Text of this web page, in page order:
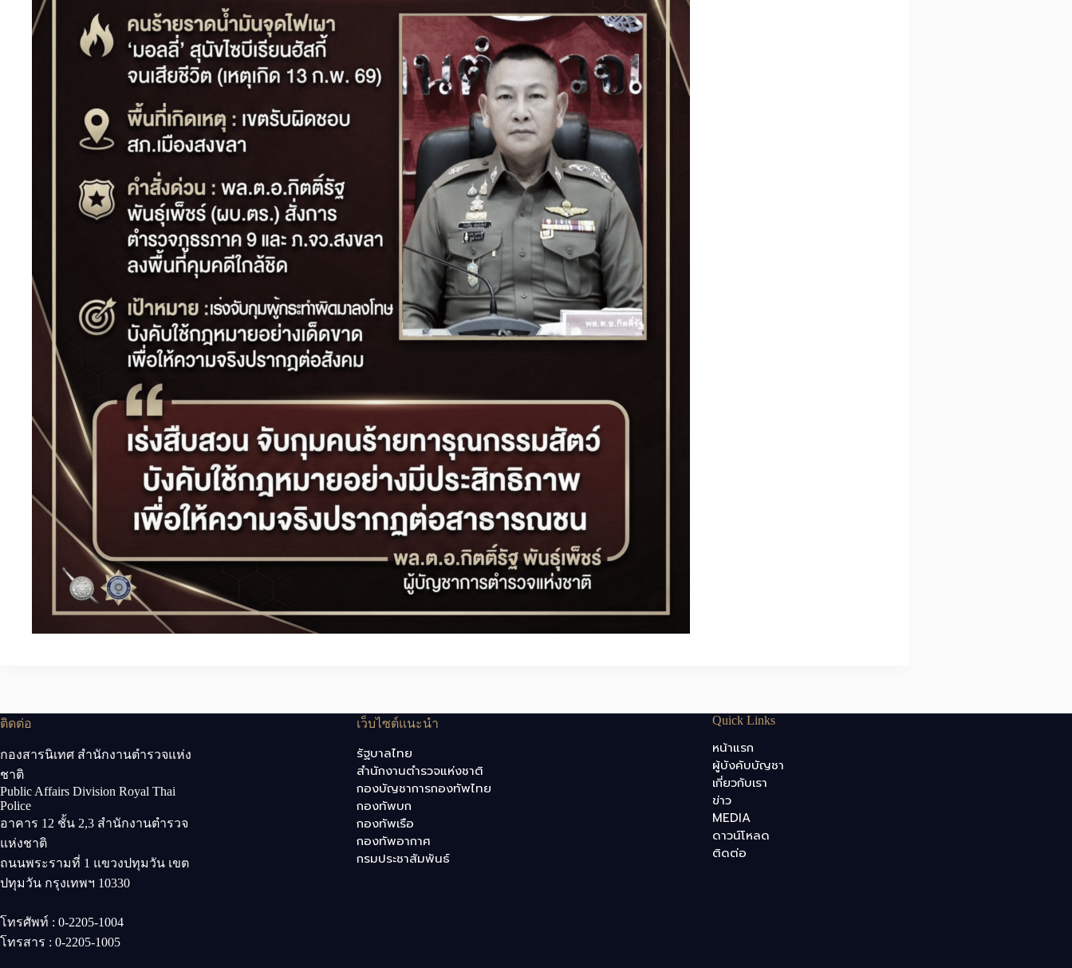
ติดต่อ
กองสารนิเทศ สำนักงานตำรวจแห่ง
ชาติ
Public Affairs Division Royal Thai
Police
อาคาร 12 ชั้น 2,3 สำนักงานตำรวจ
แห่งชาติ
ถนนพระรามที่ 1 แขวงปทุมวัน เขต
ปทุมวัน กรุงเทพฯ 10330
โทรศัพท์ : 0-2205-1004
โทรสาร : 0-2205-1005
เว็บไซต์แนะนำ
รัฐบาลไทย
สำนักงานตำรวจแห่งชาติ
กองบัญชาการกองทัพไทย
กองทัพบก
กองทัพเรือ
กองทัพอากาศ
กรมประชาสัมพันธ์
Quick Links
หน้าแรก
ผู้บังคับบัญชา
เกี่ยวกับเรา
ข่าว
MEDIA
ดาวน์โหลด
ติดต่อ